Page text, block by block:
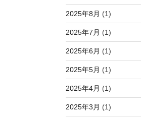
2025年8月 (1)
2025年7月 (1)
2025年6月 (1)
2025年5月 (1)
2025年4月 (1)
2025年3月 (1)